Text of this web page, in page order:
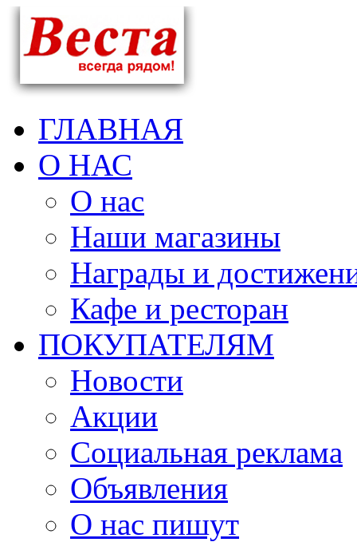
ГЛАВНАЯ
О НАС
О нас
Наши магазины
Награды и
Кафе и ресторан
ПОКУПАТЕЛЯМ
Новости
Акции
Социальная реклама
Объявления
О нас пишут